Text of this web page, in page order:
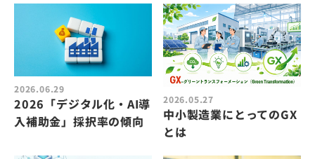
2026.06.29
2026「デジタル化・AI導
入補助金」採択率の傾向
2026.05.27
中小製造業にとってのGX
とは